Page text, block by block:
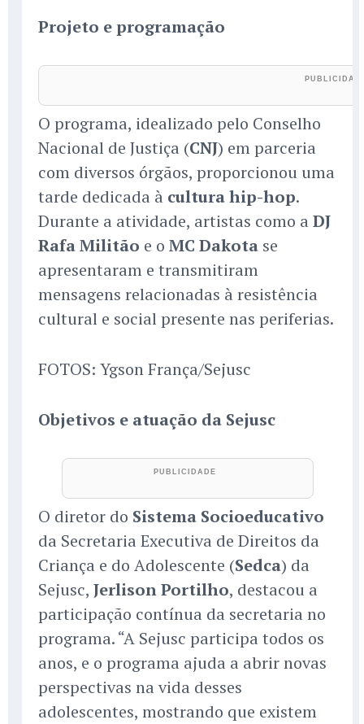
Projeto e programação
O programa, idealizado pelo Conselho
Nacional de Justiça (CNJ) em parceria
com diversos órgãos, proporcionou uma
tarde dedicada à cultura hip-hop.
Durante a atividade, artistas como a DJ
Rafa Militão e o MC Dakota se
apresentaram e transmitiram
mensagens relacionadas à resistência
cultural e social presente nas periferias.
FOTOS: Ygson França/Sejusc
Objetivos e atuação da Sejusc
O diretor do Sistema Socioeducativo
da Secretaria Executiva de Direitos da
Criança e do Adolescente (Sedca) da
Sejusc, Jerlison Portilho, destacou a
participação contínua da secretaria no
programa. “A Sejusc participa todos os
anos, e o programa ajuda a abrir novas
perspectivas na vida desses
adolescentes, mostrando que existem